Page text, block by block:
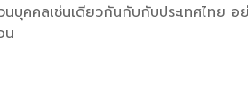
คลเช่นเดียวกันกับกับประเทศไทย อย่
น